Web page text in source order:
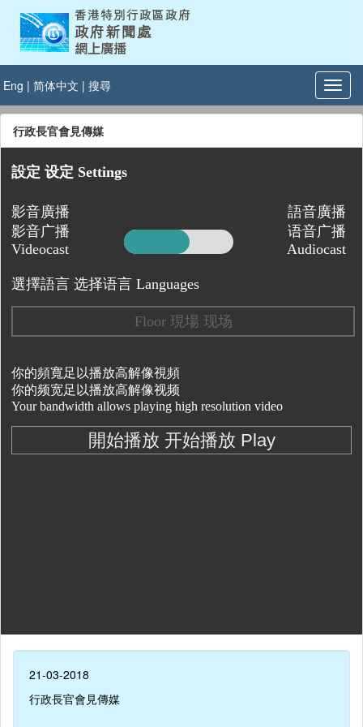
Eng | 简体中文 | 搜尋
行政長官會見傳媒
21-03-2018
行政長官會見傳媒